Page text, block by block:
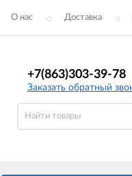
О нас Доставка
+7(863)303-39-78
Заказать обратный